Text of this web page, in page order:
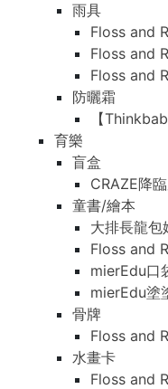
雨具
Floss and
Floss and
Floss and
防曬霜
【
育樂
盲盒
CRAZE降
童書/繪本
大排長龍包
Floss and
mierEdu口
mierEdu塗
骨牌
Floss and
水畫卡
Floss and